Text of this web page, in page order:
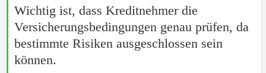
Wichtig ist, dass Kreditnehmer die
Versicherungsbedingungen genau prüfen, da
bestimmte Risiken ausgeschlossen sein
können.